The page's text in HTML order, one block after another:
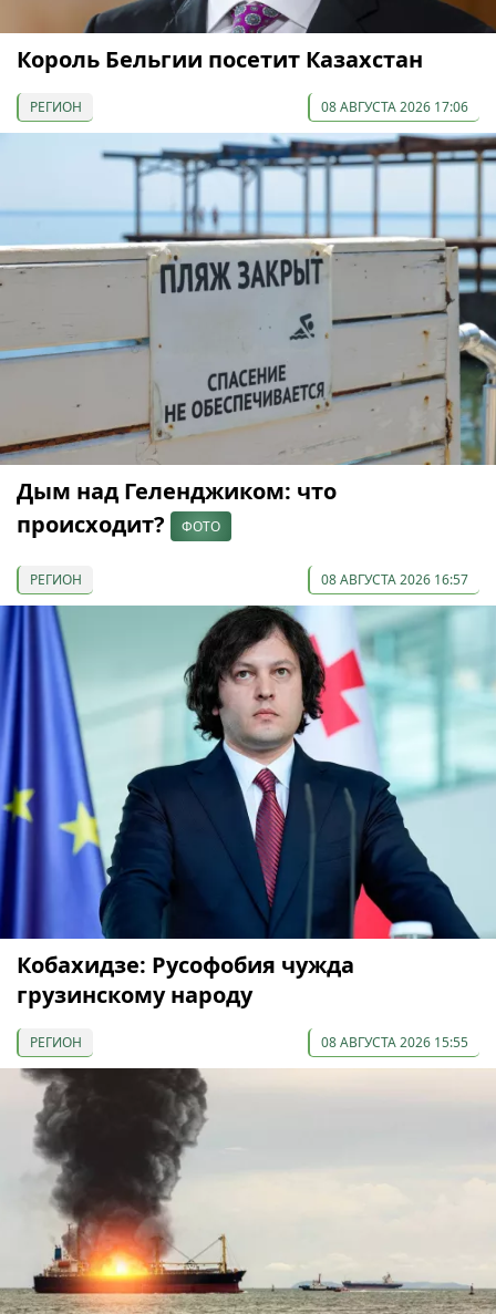
Король Бельгии посетит Казахстан
РЕГИОН 08 АВГУСТА 2026 17:06
Дым над Геленджиком: что
происходит?
ФОТО
РЕГИОН 08 АВГУСТА 2026 16:57
Кобахидзе: Русофобия чужда
грузинскому народу
РЕГИОН 08 АВГУСТА 2026 15:55